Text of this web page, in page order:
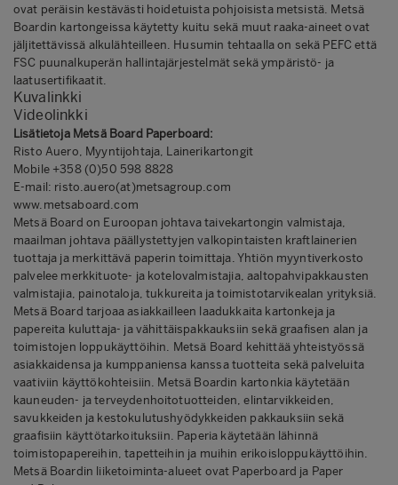
ovat peräisin kestävästi hoidetuista pohjoisista metsistä. Metsä
Boardin kartongeissa käytetty kuitu sekä muut raaka-aineet ovat
jäljitettävissä alkulähteilleen. Husumin tehtaalla on sekä PEFC että
FSC puunalkuperän hallintajärjestelmät sekä ympäristö- ja
laatusertifikaatit.
Kuvalinkki
Videolinkki
Lisätietoja Metsä Board Paperboard:
Risto Auero, Myyntijohtaja, Lainerikartongit
Mobile +358 (0)50 598 8828
E-mail: risto.auero(at)metsagroup.com
www.metsaboard.com
Metsä Board on Euroopan johtava taivekartongin valmistaja,
maailman johtava päällystettyjen valkopintaisten kraftlainerien
tuottaja ja merkittävä paperin toimittaja. Yhtiön myyntiverkosto
palvelee merkkituote- ja kotelovalmistajia, aaltopahvipakkausten
valmistajia, painotaloja, tukkureita ja toimistotarvikealan yrityksiä.
Metsä Board tarjoaa asiakkailleen laadukkaita kartonkeja ja
papereita kuluttaja- ja vähittäispakkauksiin sekä graafisen alan ja
toimistojen loppukäyttöihin. Metsä Board kehittää yhteistyössä
asiakkaidensa ja kumppaniensa kanssa tuotteita sekä palveluita
vaativiin käyttökohteisiin. Metsä Boardin kartonkia käytetään
kauneuden- ja terveydenhoitotuotteiden, elintarvikkeiden,
savukkeiden ja kestokulutushyödykkeiden pakkauksiin sekä
graafisiin käyttötarkoituksiin. Paperia käytetään lähinnä
toimistopapereihin, tapetteihin ja muihin erikoisloppukäyttöihin.
Metsä Boardin liiketoiminta-alueet ovat Paperboard ja Paper